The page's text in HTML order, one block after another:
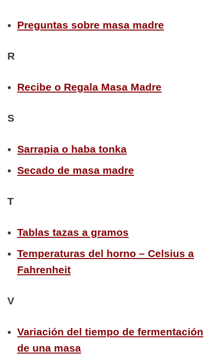
Preguntas sobre masa madre
R
Recibe o Regala Masa Madre
S
Sarrapia o haba tonka
Secado de masa madre
T
Tablas tazas a gramos
Temperaturas del horno – Celsius a
Fahrenheit
V
Variación del tiempo de fermentación
de una masa